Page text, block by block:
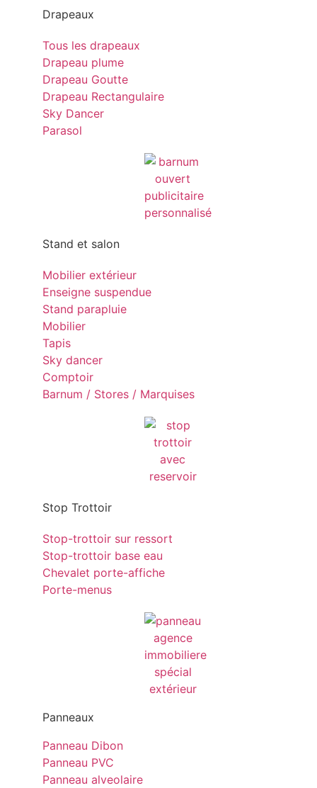
Drapeaux
Tous les drapeaux
Drapeau plume
Drapeau Goutte
Drapeau Rectangulaire
Sky Dancer
Parasol
Stand et salon
Mobilier extérieur
Enseigne suspendue
Stand parapluie
Mobilier
Tapis
Sky dancer
Comptoir
Barnum / Stores / Marquises
Stop Trottoir
Stop-trottoir sur ressort
Stop-trottoir base eau
Chevalet porte-affiche
Porte-menus
Panneaux
Panneau Dibon
Panneau PVC
Panneau alveolaire